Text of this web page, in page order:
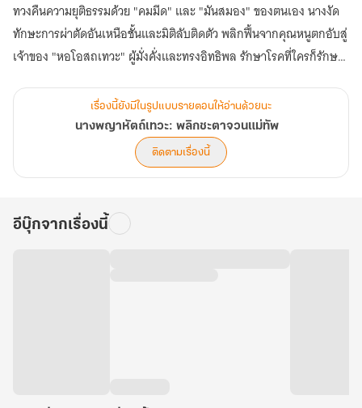
ทวงคืนความยุติธรรมด้วย "คมมีด" และ "มันสมอง" ของตนเอง นางงัด
ทักษะการผ่าตัดอันเหนือชั้นและมิติลับติดตัว พลิกฟื้นจากคุณหนูตกอับสู่
เจ้าของ "หอโอสถเทวะ" ผู้มั่งคั่งและทรงอิทธิพล รักษาโรคที่ใครก็รักษา
ตระกูลหลิงให้สูญเสียทุกอย่างทีละน้อยอย่างสาสม
ทว่า เส้นทางนางพญาไม่ได้โรยด้วยกลีบกุหลาบ เมื่อนางต้องเข้าไป
พัวพันกับแผนการกบฏของ อ๋องมู่ ผู้ทะเยอทะยานและโหดเหี้ยม
กำบังอันแข็งแกร่งให้แก่นาง เจิ้งอี้เหอ แม่ทัพใหญ่ผู้บัญชาการองครักษ์
เสื้อแพร ฉายา "ยมทูตหน้าหยก" ผู้ขึ้นชื่อเรื่องความอำมหิตไร้หัวใจ แต่
เรื่องนี้ยังมีในรูปแบบรายตอนให้อ่านด้วยนะ
นางพญาหัตถ์เทวะ: พลิกชะตาจวนแม่ทัพ
ติดตามเรื่องนี้
อีบุ๊กจากเรื่องนี้